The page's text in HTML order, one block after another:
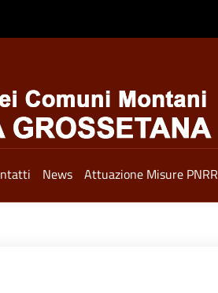
News Attuazione Misure PNRR